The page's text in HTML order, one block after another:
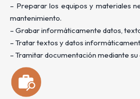
– Preparar los equipos y materiales
mantenimiento.
– Grabar informáticamente datos,
– Tratar textos y datos
– Tramitar documentación mediante